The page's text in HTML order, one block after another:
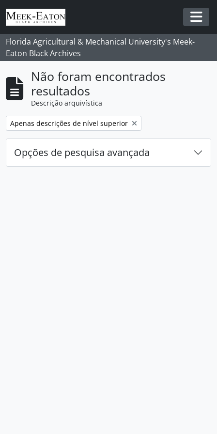
Skip to main content
Florida Agricultural & Mechanical University's Meek-
Eaton Black Archives
Não foram encontrados
resultados
Descrição arquivística
Remover filtro:
Apenas descrições de nível superior
Opções de pesquisa avançada